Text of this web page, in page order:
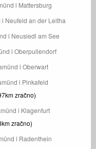
i Mattersburg
Neufeld an der Leitha
i Neusiedl am See
i Oberpullendorf
i Oberwart
i Pinkafeld
zračno)
i Klagenfurt
zračno)
i Radenthein